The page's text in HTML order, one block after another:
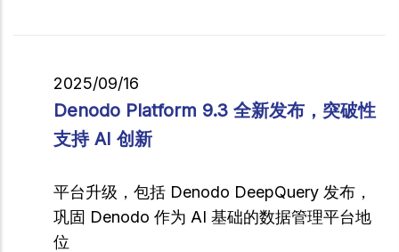
2025/09/16
Denodo Platform 9.3 全新发布，突破性
支持 AI 创新
平台升级，包括 Denodo DeepQuery 发布，
巩固 Denodo 作为 AI 基础的数据管理平台地
位